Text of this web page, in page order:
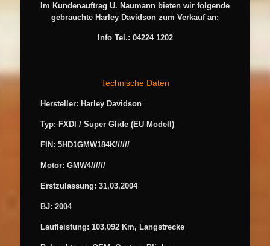
Im Kundenauftrag U. Naumann bieten wir folgende
gebrauchte Harley Davidson zum Verkauf an:
Info Tel.: 04224 1202
Technische Daten
Hersteller: Harley Davidson
Typ: FXDI / Super Glide (EU Modell)
FIN: 5HD1GMW184K//////
Motor: GMW4//////
Erstzulassung: 31,03,2004
BJ: 2004
Laufleistung: 103.092 Km, Langstrecke